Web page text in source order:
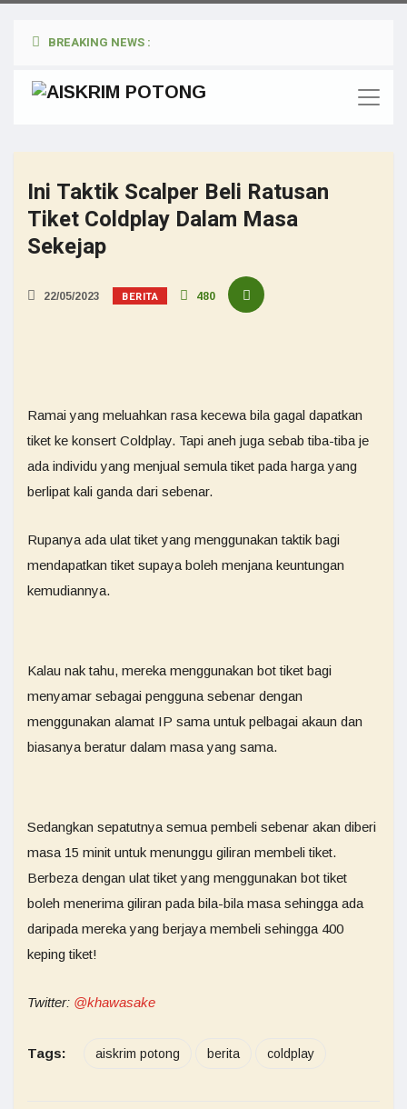
BREAKING NEWS :
Ini Taktik Scalper Beli Ratusan
Tiket Coldplay Dalam Masa
Sekejap
22/05/2023 BERITA 480
Ramai yang meluahkan rasa kecewa bila gagal dapatkan
tiket ke konsert Coldplay. Tapi aneh juga sebab tiba-tiba je
ada individu yang menjual semula tiket pada harga yang
berlipat kali ganda dari sebenar.
Rupanya ada ulat tiket yang menggunakan taktik bagi
mendapatkan tiket supaya boleh menjana keuntungan
kemudiannya.
Kalau nak tahu, mereka menggunakan bot tiket bagi
menyamar sebagai pengguna sebenar dengan
menggunakan alamat IP sama untuk pelbagai akaun dan
biasanya beratur dalam masa yang sama.
Sedangkan sepatutnya semua pembeli sebenar akan diberi
masa 15 minit untuk menunggu giliran membeli tiket.
Berbeza dengan ulat tiket yang menggunakan bot tiket
boleh menerima giliran pada bila-bila masa sehingga ada
daripada mereka yang berjaya membeli sehingga 400
keping tiket!
Twitter: @khawasake
Tags: aiskrim potong berita coldplay